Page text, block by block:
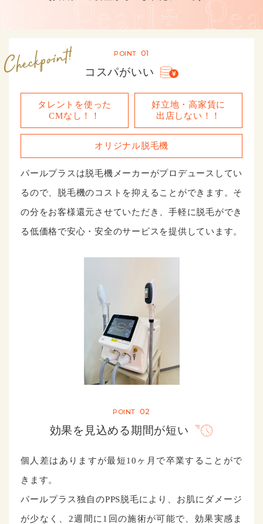
POINT 01
コスパがいい
タレントを使った
CMなし！！
好⽴地・⾼家賃に
出店しない！！
オリジナル脱⽑機
パールプラスは脱⽑機メーカーがプロデュースしてい
るので、脱⽑機のコストを抑えることができます。そ
の分をお客様還元させていただき、⼿軽に脱⽑ができ
る低価格で安⼼・安全のサービスを提供しています。
POINT 02
効果を見込める期間が短い
個人差はありますが最短10ヶ月で卒業することがで
きます。
パールプラス独⾃のPPS脱⽑により、お肌にダメージ
が少なく、2週間に1回の施術が可能で、効果実感ま